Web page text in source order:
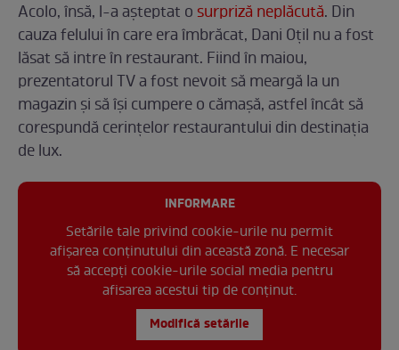
Acolo, însă, l-a așteptat o surpriză neplăcută. Din
cauza felului în care era îmbrăcat, Dani Oțil nu a fost
lăsat să intre în restaurant. Fiind în maiou,
prezentatorul TV a fost nevoit să meargă la un
magazin și să își cumpere o cămașă, astfel încât să
corespundă cerințelor restaurantului din destinația
de lux.
INFORMARE
Setările tale privind cookie-urile nu permit
afișarea conținutului din această zonă. E necesar
să accepți cookie-urile social media pentru
afisarea acestui tip de conținut.
Modifică setările